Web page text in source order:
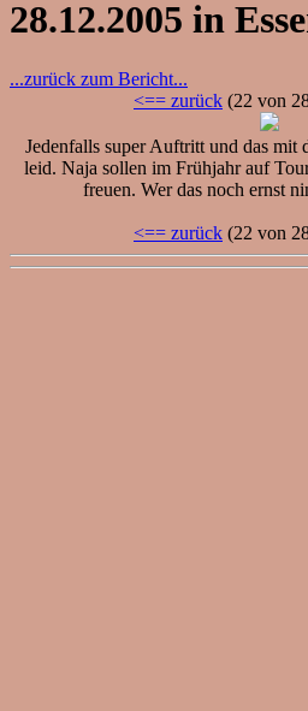
28.12.2005 in
...zurück zum Bericht...
<== zurück (22 von
Jedenfalls super Auftritt und das mit
leid. Naja sollen im Frühjahr auf
freuen. Wer das noch ernst
<== zurück (22 von